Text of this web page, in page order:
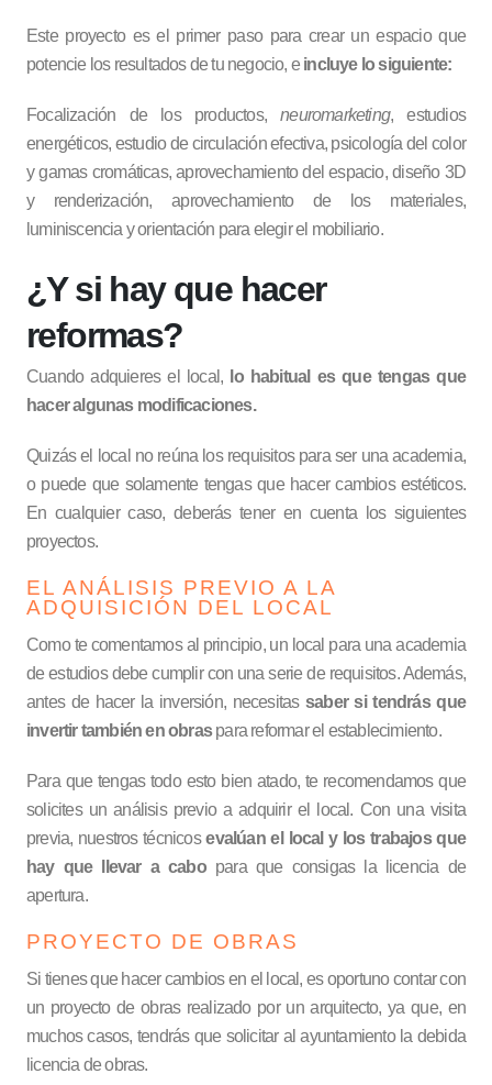
Este proyecto es el primer paso para crear un espacio que
potencie los resultados de tu negocio, e incluye lo siguiente:
Focalización de los productos,neuromarketing, estudios
energéticos, estudio de circulación efectiva, psicología del color
y gamas cromáticas, aprovechamiento del espacio, diseño 3D
y renderización, aprovechamiento de los materiales,
luminiscencia y orientación para elegir el mobiliario.
¿Y si hay que hacer
reformas?
Cuando adquieres el local, lo habitual es que tengas que
hacer algunas modificaciones.
Quizás el local no reúna los requisitos para ser una academia,
o puede que solamente tengas que hacer cambios estéticos.
En cualquier caso, deberás tener en cuenta los siguientes
proyectos.
EL ANÁLISIS PREVIO A LA
ADQUISICIÓN DEL LOCAL
Como te comentamos al principio, un local para una academia
de estudios debe cumplir con una serie de requisitos. Además,
antes de hacer la inversión, necesitas saber si tendrás que
invertir también en obraspara reformar el establecimiento.
Para que tengas todo esto bien atado, te recomendamos que
solicites un análisis previo a adquirir el local. Con una visita
previa, nuestros técnicosevalúan el local y los trabajos que
hay que llevar a cabopara que consigas la licencia de
apertura.
PROYECTO DE OBRAS
Si tienes que hacer cambios en el local, es oportuno contar con
un proyecto de obras realizado por un arquitecto, ya que, en
muchos casos, tendrás que solicitar al ayuntamiento la debida
licencia de obras.